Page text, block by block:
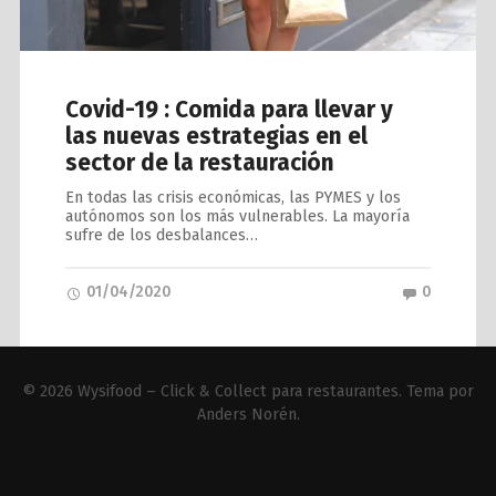
Covid-19 : Comida para llevar y
las nuevas estrategias en el
sector de la restauración
En todas las crisis económicas, las PYMES y los
autónomos son los más vulnerables. La mayoría
sufre de los desbalances…
01/04/2020 0
© 2026 Wysifood – Click & Collect para restaurantes. Tema por
Anders Norén.